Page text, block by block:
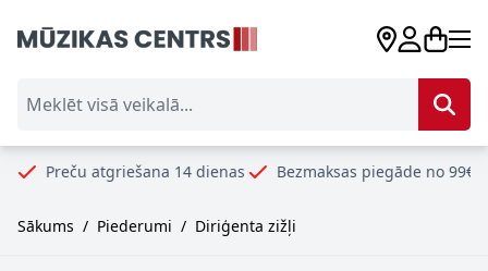
14 dienas Bezmaksas piegāde no 99€ Droši un
Sākums / Piederumi / Diriģenta zižļi